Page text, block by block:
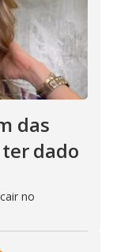
das
dado
no